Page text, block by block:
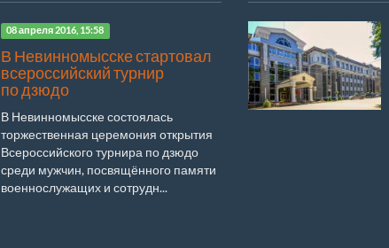
08 апреля 2016, 15:58
В Невинномысске стартовал
всероссийский турнир
по дзюдо
В Невинномысске состоялась
торжественная церемония открытия
Всероссийского турнира по дзюдо
среди мужчин, посвящённого памяти
военнослужащих и сотрудн...